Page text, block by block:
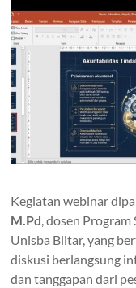
Kegiatan webinar
M.Pd, dosen
Unisba Blitar, yang
diskusi berlangsung
dan tanggapan dari